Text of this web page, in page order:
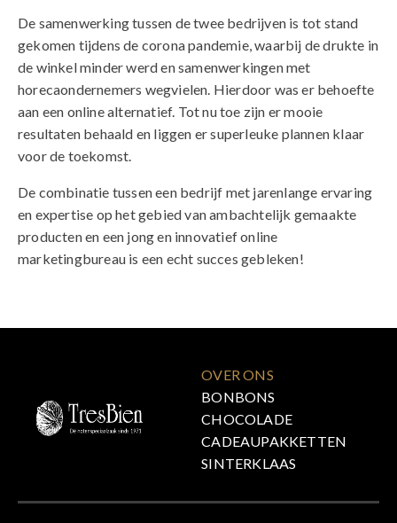
De samenwerking tussen de twee bedrijven is tot stand
gekomen tijdens de corona pandemie, waarbij de drukte in
de winkel minder werd en samenwerkingen met
horecaondernemers wegvielen. Hierdoor was er behoefte
aan een online alternatief. Tot nu toe zijn er mooie
resultaten behaald en liggen er superleuke plannen klaar
voor de toekomst.
De combinatie tussen een bedrijf met jarenlange ervaring
en expertise op het gebied van ambachtelijk gemaakte
producten en een jong en innovatief online
marketingbureau is een echt succes gebleken!
OVER ONS
BONBONS
CHOCOLADE
CADEAUPAKKETTEN
SINTERKLAAS